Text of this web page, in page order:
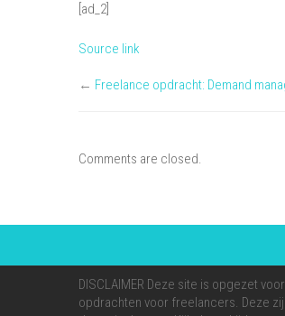
[ad_2]
Source link
← Freelance opdracht: Demand
Comments are closed.
DISCLAIMER Deze site is opgezet
opdrachten voor freelancers. Deze